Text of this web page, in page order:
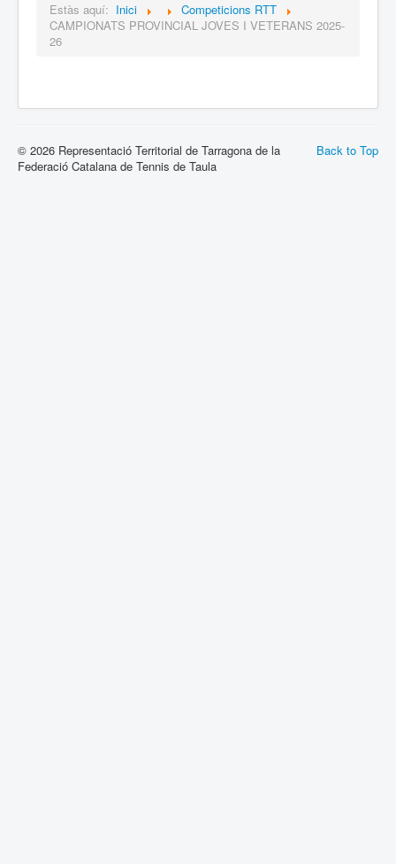
Estàs aquí: Inici
Competicions RTT
CAMPIONATS PROVINCIAL JOVES I VETERANS 2025-
26
Back to Top
© 2026 Representació Territorial de Tarragona de la
Federació Catalana de Tennis de Taula